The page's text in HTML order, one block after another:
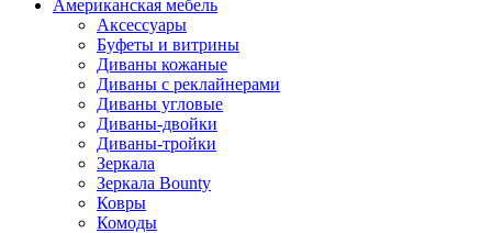
Американская мебель
Аксессуары
Буфеты и витрины
Диваны кожаные
Диваны с реклайнерами
Диваны угловые
Диваны-двойки
Диваны-тройки
Зеркала
Зеркала Bounty
Ковры
Комоды